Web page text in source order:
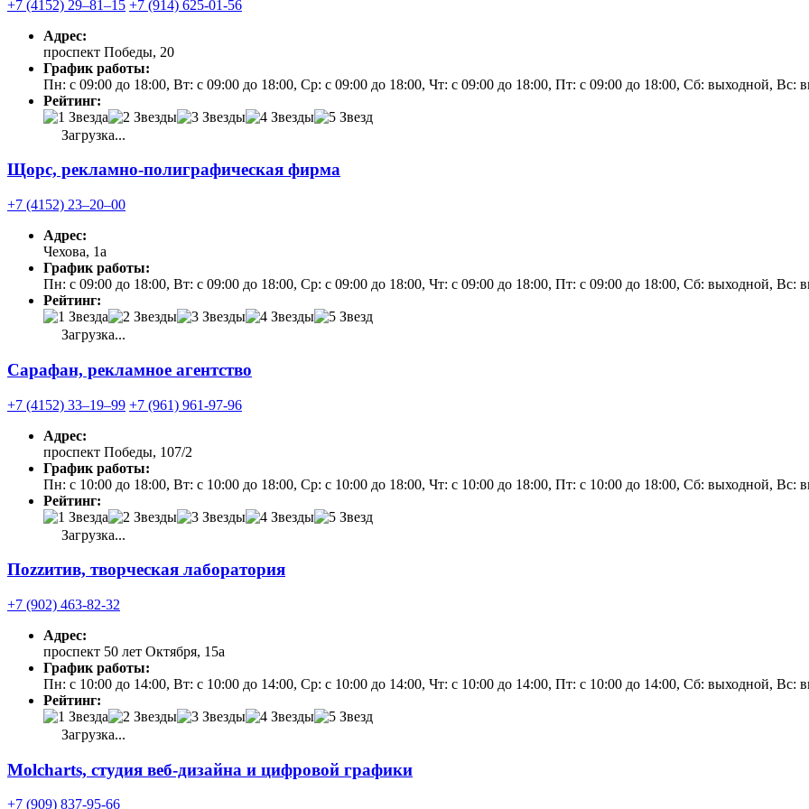
+7 (4152) 29‒81‒15 +7 (914) 625-01-56
Адрес:
проспект Победы, 20
График работы:
Пн: с 09:00 до 18:00, Вт: с 09:00 до 18:00, Ср: с 09:00 до 18:00, Чт: с 09:00 до 18:00, Пт: с 09:00 до 18:00, Сб: выходной, Вс:
Рейтинг:
Загрузка...
Щорс, рекламно-полиграфическая фирма
+7 (4152) 23‒20‒00
Адрес:
Чехова, 1а
График работы:
Пн: с 09:00 до 18:00, Вт: с 09:00 до 18:00, Ср: с 09:00 до 18:00, Чт: с 09:00 до 18:00, Пт: с 09:00 до 18:00, Сб: выходной, Вс:
Рейтинг:
Загрузка...
Сарафан, рекламное агентство
+7 (4152) 33‒19‒99 +7 (961) 961-97-96
Адрес:
проспект Победы, 107/2
График работы:
Пн: с 10:00 до 18:00, Вт: с 10:00 до 18:00, Ср: с 10:00 до 18:00, Чт: с 10:00 до 18:00, Пт: с 10:00 до 18:00, Сб: выходной, Вс:
Рейтинг:
Загрузка...
Поzzитив, творческая лаборатория
+7 (902) 463-82-32
Адрес:
проспект 50 лет Октября, 15а
График работы:
Пн: с 10:00 до 14:00, Вт: с 10:00 до 14:00, Ср: с 10:00 до 14:00, Чт: с 10:00 до 14:00, Пт: с 10:00 до 14:00, Сб: выходной, Вс:
Рейтинг:
Загрузка...
Molcharts, студия веб-дизайна и цифровой графики
+7 (909) 837-95-66